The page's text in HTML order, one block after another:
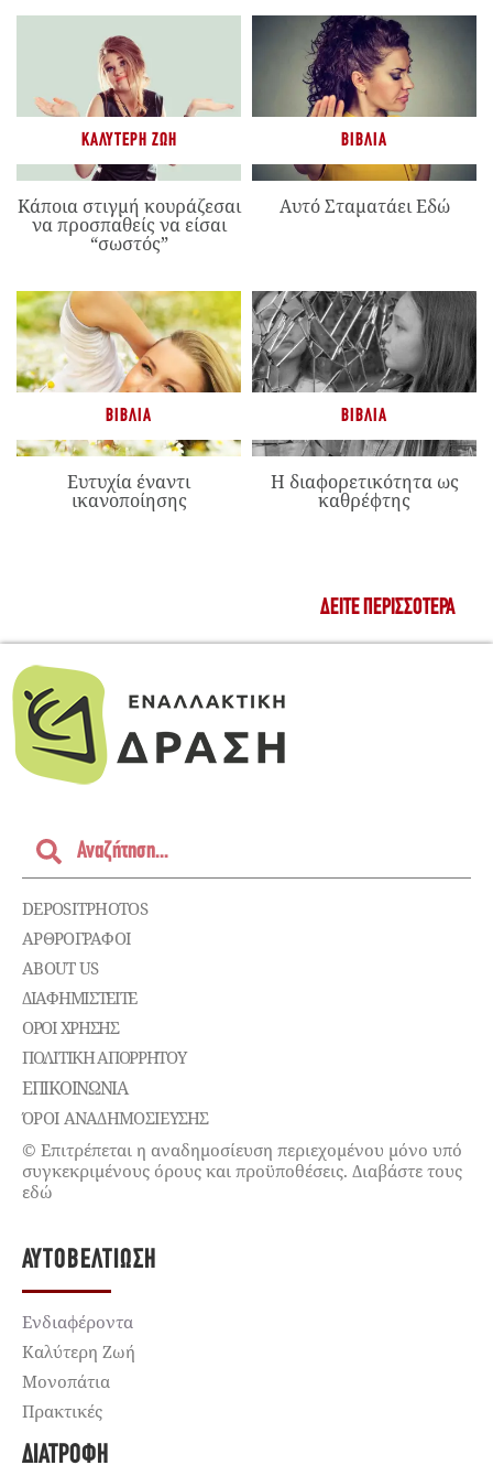
ΚΑΛΎΤΕΡΗ ΖΩΉ
Κάποια στιγμή κουράζεσαι
να προσπαθείς να είσαι
“σωστός”
ΒΙΒΛΊΑ
Αυτό Σταματάει Εδώ
ΒΙΒΛΊΑ
Ευτυχία έναντι
ικανοποίησης
ΒΙΒΛΊΑ
Η διαφορετικότητα ως
καθρέφτης
ΔΕΊΤΕ ΠΕΡΙΣΣΌΤΕΡΑ
DEPOSITPHOTOS
ΑΡΘΡΟΓΡΑΦΟΙ
ABOUT US
ΔΙΑΦΗΜΙΣΤΕΊΤΕ
ΌΡΟΙ ΧΡΉΣΗΣ
ΠΟΛΙΤΙΚΉ ΑΠΟΡΡΉΤΟΥ
ΕΠΙΚΟΙΝΩΝΊΑ
ΌΡΟΙ ΑΝΑΔΗΜΟΣΙΕΥΣΗΣ
© Επιτρέπεται η αναδημοσίευση περιεχομένου μόνο υπό
συγκεκριμένους όρους και προϋποθέσεις. Διαβάστε τους
εδώ
ΑΥΤΟΒΕΛΤΊΩΣΗ
Ενδιαφέροντα
Καλύτερη Ζωή
Μονοπάτια
Πρακτικές
ΔΙΑΤΡΟΦΉ